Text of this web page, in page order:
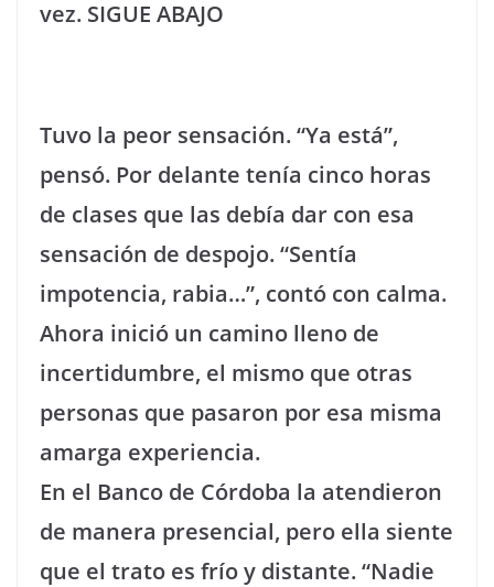
vez. SIGUE ABAJO
Tuvo la peor sensación. “Ya está”,
pensó. Por delante tenía cinco horas
de clases que las debía dar con esa
sensación de despojo. “Sentía
impotencia, rabia…”, contó con calma.
Ahora inició un camino lleno de
incertidumbre, el mismo que otras
personas que pasaron por esa misma
amarga experiencia.
En el Banco de Córdoba la atendieron
de manera presencial, pero ella siente
que el trato es frío y distante. “Nadie